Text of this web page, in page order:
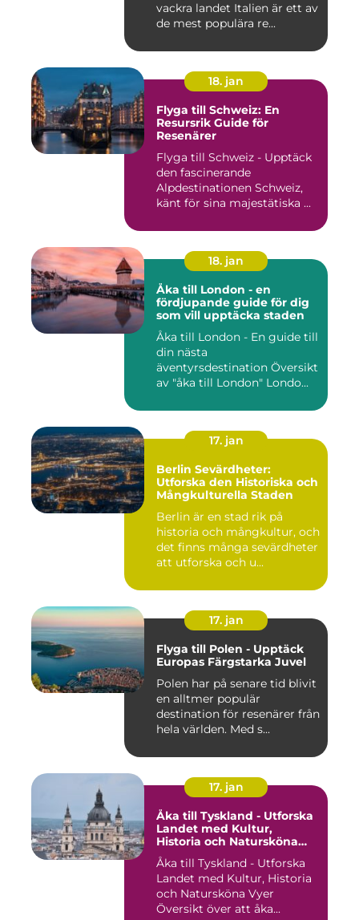
vackra landet Italien är ett av
de mest populära re...
18. jan
Flyga till Schweiz: En
Resursrik Guide för
Resenärer
Flyga till Schweiz - Upptäck
den fascinerande
Alpdestinationen Schweiz,
känt för sina majestätiska ...
18. jan
Åka till London - en
fördjupande guide för dig
som vill upptäcka staden
Åka till London - En guide till
din nästa
äventyrsdestination Översikt
av "åka till London" Londo...
17. jan
Berlin Sevärdheter:
Utforska den Historiska och
Mångkulturella Staden
Berlin är en stad rik på
historia och mångkultur, och
det finns många sevärdheter
att utforska och u...
17. jan
Flyga till Polen - Upptäck
Europas Färgstarka Juvel
Polen har på senare tid blivit
en alltmer populär
destination för resenärer från
hela världen. Med s...
17. jan
Åka till Tyskland - Utforska
Landet med Kultur,
Historia och Natursköna
Vyer
Åka till Tyskland - Utforska
Landet med Kultur, Historia
och Natursköna Vyer
Översikt över att åka...